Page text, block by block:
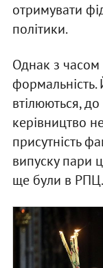
отримувати
політики.
Однак з часом
втілюються,
керівництво
присутність
випуску пари
ще були в РПЦ.